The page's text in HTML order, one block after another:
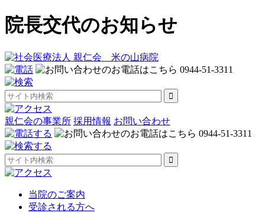
院長交代のお知らせ
親仁会の事業所 採用情報 お問い合わせ
当院のご案内
受診される方へ